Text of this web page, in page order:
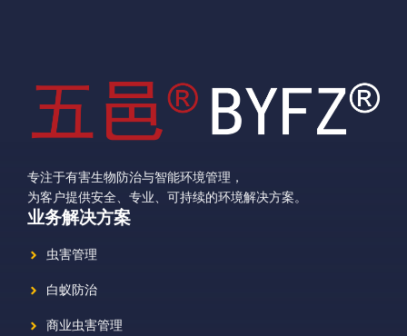
专注于有害生物防治与智能环境管理，
为客户提供安全、专业、可持续的环境解决方案。
业务解决方案
虫害管理
白蚁防治
商业虫害管理